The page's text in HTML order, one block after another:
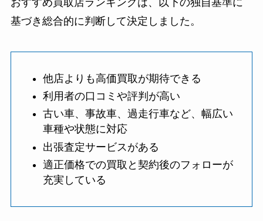
おすすめ買取店ランキングは、以下の独自基準に
基づき総合的に判断して決定しました。
他店よりも高価買取が期待できる
利用者の口コミや評判が高い
古い車、事故車、過走行車など、幅広い
車種や状態に対応
出張査定サービスがある
適正価格での買取と契約後のフォローが
充実している